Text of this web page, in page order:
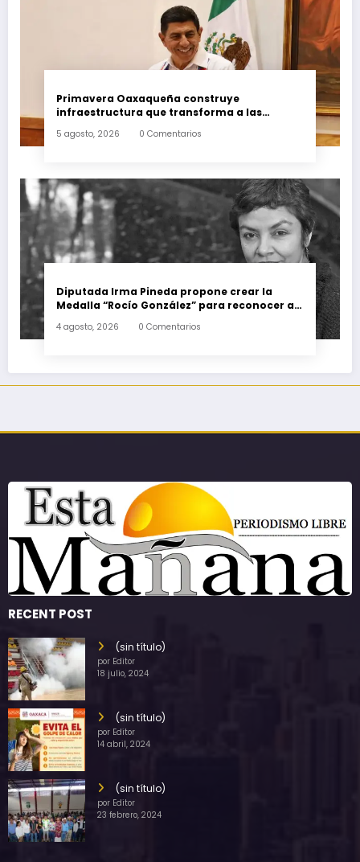
Primavera Oaxaqueña construye
infraestructura que transforma a las
5 agosto, 2026 0 Comentarios
Diputada Irma Pineda propone crear la
Medalla “Rocío González” para reconocer a
4 agosto, 2026 0 Comentarios
RECENT POST
(sin título)
por Editor
18 julio, 2024
(sin título)
por Editor
14 abril, 2024
(sin título)
por Editor
23 febrero, 2024